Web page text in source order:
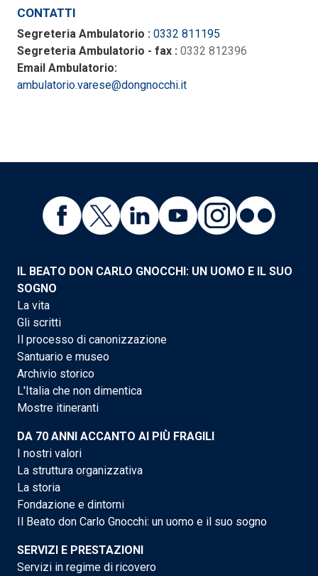
CONTATTI
Segreteria Ambulatorio : 0332 811195
Segreteria Ambulatorio - fax : 0332 812396
Email Ambulatorio:
ambulatorio.varese@dongnocchi.it
IL BEATO DON CARLO GNOCCHI: UN UOMO E IL SUO
SOGNO
La vita
Gli scritti
Il processo di canonizzazione
Santuario e museo
Archivio storico
L'Italia che non dimentica
Mostre itineranti
DA 70 ANNI ACCANTO AI PIÙ FRAGILI
I nostri valori
La struttura organizzativa
La storia
Fondazione e dintorni
Il Beato don Carlo Gnocchi: un uomo e il suo sogno
SERVIZI E PRESTAZIONI
Servizi in regime di ricovero